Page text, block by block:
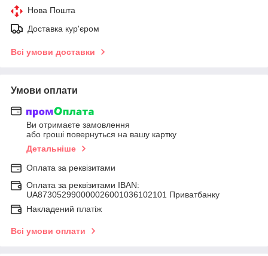
Нова Пошта
Доставка кур'єром
Всі умови доставки
Умови оплати
Ви отримаєте замовлення
або гроші повернуться на вашу картку
Детальніше
Оплата за реквізитами
Оплата за реквізитами IBAN:
UA873052990000026001036102101 Приватбанку
Накладений платіж
Всі умови оплати